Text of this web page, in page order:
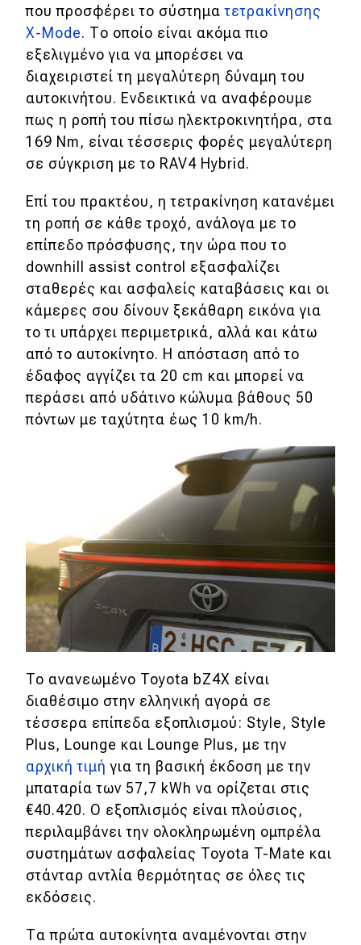
που προσφέρει το σύστηματετρακίνησης
X-Mode. Το οποίο είναι ακόμα πιο
εξελιγμένο για να μπορέσει να
διαχειριστεί τη μεγαλύτερη δύναμη του
αυτοκινήτου. Ενδεικτικά να αναφέρουμε
πως η ροπή του πίσω ηλεκτροκινητήρα, στα
169 Nm, είναι τέσσερις φορές μεγαλύτερη
σε σύγκριση με το RAV4 Hybrid.
Επί του πρακτέου, η τετρακίνηση κατανέμει
τη ροπή σε κάθε τροχό, ανάλογα με το
επίπεδο πρόσφυσης, την ώρα που το
downhill assist control εξασφαλίζει
σταθερές και ασφαλείς καταβάσεις και οι
κάμερες σου δίνουν ξεκάθαρη εικόνα για
το τι υπάρχει περιμετρικά, αλλά και κάτω
από το αυτοκίνητο. Η απόσταση από το
έδαφος αγγίζει τα 20 cm και μπορεί να
περάσει από υδάτινο κώλυμα βάθους 50
πόντων με ταχύτητα έως 10 km/h.
To ανανεωμένο Toyota bZ4X είναι
διαθέσιμο στην ελληνική αγορά σε
τέσσερα επίπεδα εξοπλισμού: Style, Style
Plus, Lounge και Lounge Plus, με την
αρχική τιμή για τη βασική έκδοση με την
μπαταρία των 57,7 kWh να ορίζεται στις
€40.420. Ο εξοπλισμός είναι πλούσιος,
περιλαμβάνει την ολοκληρωμένη ομπρέλα
συστημάτων ασφαλείας Toyota T-Mate και
στάνταρ αντλία θερμότητας σε όλες τις
εκδόσεις.
Τα πρώτα αυτοκίνητα αναμένονται στην